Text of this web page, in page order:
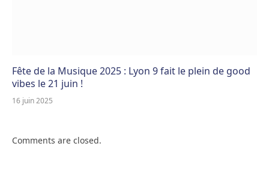
Fête de la Musique 2025 : Lyon 9 fait le plein de good
vibes le 21 juin !
16 juin 2025
Comments are closed.